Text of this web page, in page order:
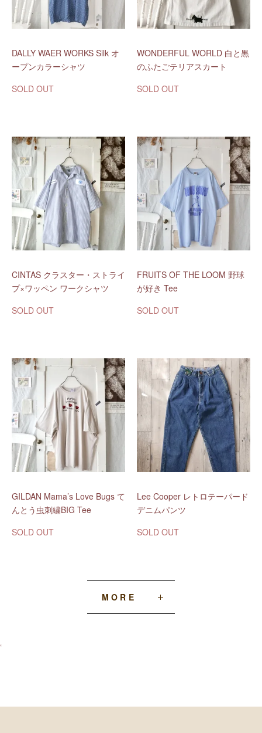
DALLY WAER WORKS Silk オ
ープンカラーシャツ
SOLD OUT
WONDERFUL WORLD 白と黒
のふたごテリアスカート
SOLD OUT
CINTAS クラスター・ストライ
プ×ワッペン ワークシャツ
SOLD OUT
FRUITS OF THE LOOM 野球
が好き Tee
SOLD OUT
GILDAN Mama’s Love Bugs て
んとう虫刺繍BIG Tee
SOLD OUT
Lee Cooper レトロテーパード
デニムパンツ
SOLD OUT
MORE
‘